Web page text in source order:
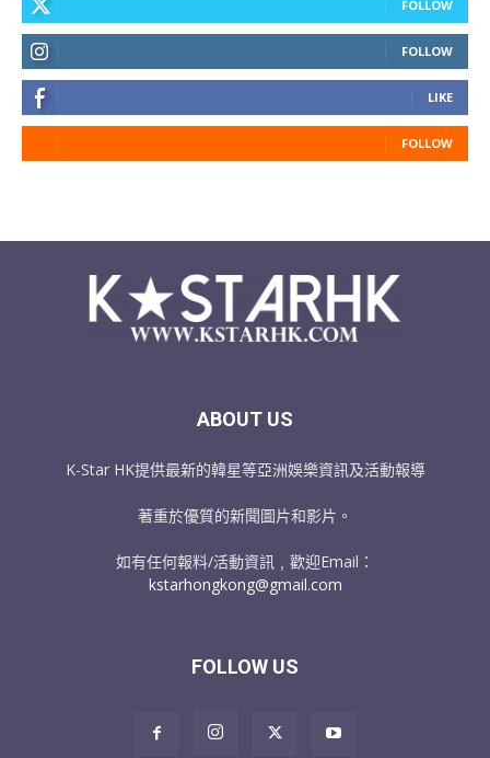
FOLLOW
FOLLOW
LIKE
FOLLOW
ABOUT US
K-Star HK提供最新的韓星等亞洲娛樂資訊及活動報導
著重於優質的新聞圖片和影片。
如有任何報料/活動資訊﹐歡迎Email：
kstarhongkong@gmail.com
FOLLOW US